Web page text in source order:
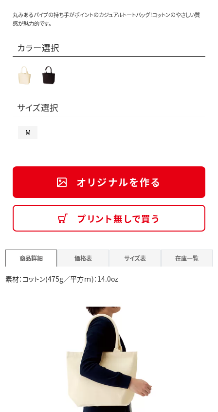
丸みあるパイプの持ち手がポイントのカジュアルトートバッグ！コットンのやさしい質
感が魅力的です。
カラー選択
サイズ選択
M
オリジナルを作る
プリント無しで買う
商品詳細 価格表 サイズ表 在庫一覧
素材：コットン(475g／平方ｍ)：14.0oz